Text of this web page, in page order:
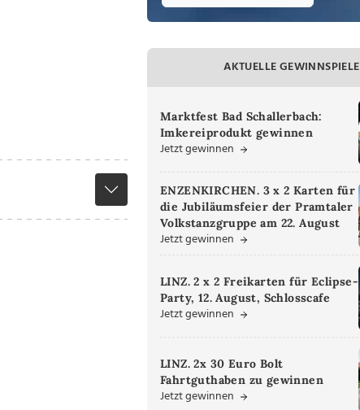
AKTUELLE GEWINNSPIELE
Marktfest Bad Schallerbach:
Imkereiprodukt gewinnen
Jetzt gewinnen
ENZENKIRCHEN. 3 x 2 Karten für
die Jubiläumsfeier der Pramtaler
Volkstanzgruppe am 22. August
Jetzt gewinnen
LINZ. 2 x 2 Freikarten für Eclipse-
Party, 12. August, Schlosscafe
Jetzt gewinnen
LINZ. 2x 30 Euro Bolt
Fahrtguthaben zu gewinnen
Jetzt gewinnen